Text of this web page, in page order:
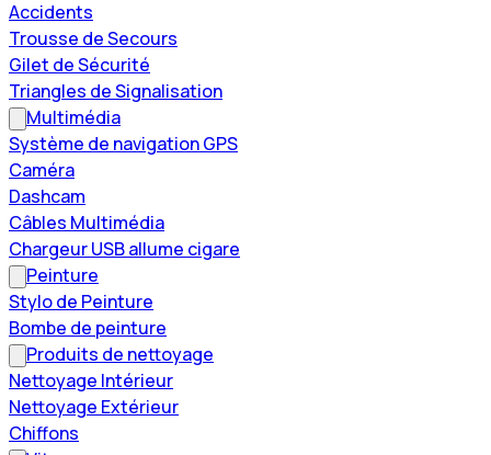
Accidents
Trousse de Secours
Gilet de Sécurité
Triangles de Signalisation
Multimédia
Système de navigation GPS
Caméra
Dashcam
Câbles Multimédia
Chargeur USB allume cigare
Peinture
Stylo de Peinture
Bombe de peinture
Produits de nettoyage
Nettoyage Intérieur
Nettoyage Extérieur
Chiffons